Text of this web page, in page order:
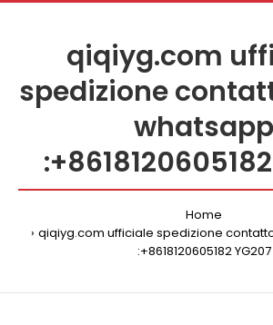
qiqiyg.com
spedizione
whatsapp
Home
qiqiyg.com ufficiale spedizione
:+8618120605182 YG207